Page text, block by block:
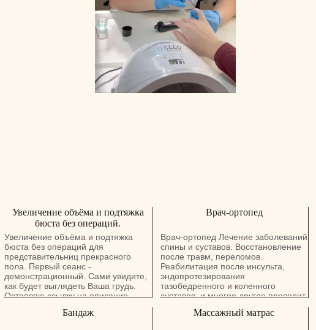
Увеличение объёма и подтяжка
бюста без операций.
Увеличение объёма и подтяжка
бюста без операций для
представительниц прекрасного
пола. Первый сеанс -
демонстрационный. Сами увидите,
как будет выглядеть Ваша грудь.
Оставляю ссылку на описание
Врач-ортопед
Врач-ортопед Лечение заболеваний
спины и суставов. Восстановление
после травм, переломов.
Реабилитация после инсульта,
эндопротезирования
тазобедренного и коленного
суставов, и многое другое проводит
травматологии и ортопедии.
Бандаж Массажный матрас